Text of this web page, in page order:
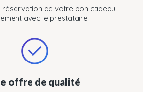
réservation de votre bon cadeau
avec le prestataire
offre de qualité